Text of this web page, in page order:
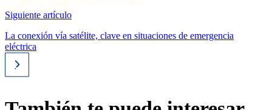
Siguiente artículo
La conexión vía satélite, clave en situaciones de emergencia
eléctrica